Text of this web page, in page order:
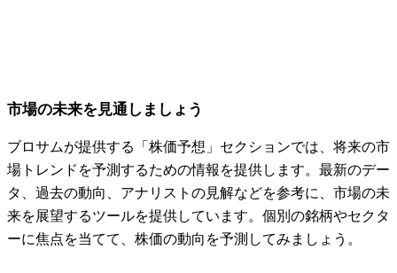
市場の未来を見通しましょう
ブロサムが提供する「株価予想」セクションでは、将来の市
場トレンドを予測するための情報を提供します。最新のデー
タ、過去の動向、アナリストの見解などを参考に、市場の未
来を展望するツールを提供しています。個別の銘柄やセクタ
ーに焦点を当てて、株価の動向を予測してみましょう。